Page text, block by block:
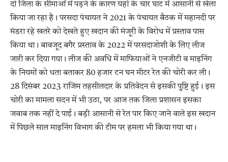
दो जिला के सीमाओं में पड़ने के कारण यहां के चार घाट में आसानी से खेला
किया जा रहा है। परसदा पंचायत ने 2021 के पंचायत बैठक में महानदी पर
मंडरा रहे खतरे को देखते हुए खदान की मंजूरी के विरोध में प्रस्ताव पास
किया था। बावजूद बगैर प्रस्ताव के 2022 में परसदाजोशी के लिए लीज
जारी कर दिया गया। लीज की अवधि में माफियाओं ने एनजीटी व माइनिंग
के नियमों को धता बताकर 80 हजार टन घन मीटर रेत की चोरी कर ली।
28 दिसंबर 2023 राजिम तहसीलदार के प्रतिवेदन से इसकी पुष्टि हुई। इस
चोरी का मामला सदन में भी उठा, पर आज तक जिला प्रशासन इसका
जवाब तक नहीं दे पाई। बड़ी आसानी से रेत पार किए जाने वाले इस खदान
में पिछले साल माइनिंग विभाग की टीम पर हमला भी किया गया था।